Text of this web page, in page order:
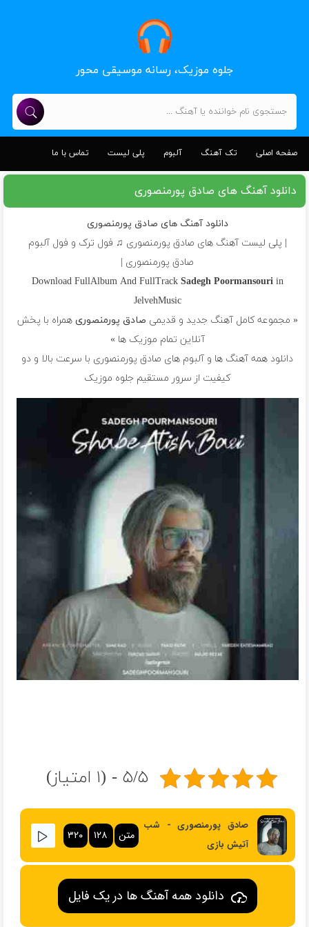
جلوه موزیک، رسانه موسیقی محور
صفحه اصلی تک آهنگ آلبوم پلی لیست تماس با ما
دانلود آهنگ های صادق پورمنصوری
دانلود آهنگ های صادق پورمنصوری
| پلی لیست آهنگ های صادق پورمنصوری ♫ فول ترک و فول آلبوم
صادق پورمنصوری |
Download FullAlbum And FullTrack Sadegh Poormansouri in
JelvehMusic
« مجموعه کامل آهنگ جدید و قدیمی صادق پورمنصوری همراه با پخش
آنلاین تمام موزیک ها »
دانلود همه آهنگ ها و آلبوم های صادق پورمنصوری با سرعت بالا و دو
کیفیت از سرور مستقیم جلوه موزیک
۵/۵ - (۱ امتیاز)
صادق پورمنصوری - شب
آتیش بازی
متن ۱۲۸ ۳۲۰
دانلود همه آهنگ ها در یک فایل